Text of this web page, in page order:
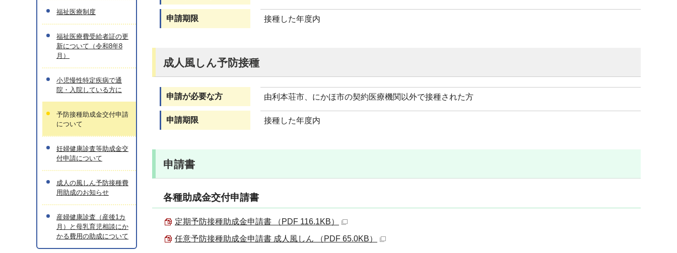
申請期限 接種した年度内
成人風しん予防接種
申請が必要な方 由利本荘市、にかほ市の契約医療機関以外で接種された方
申請期限 接種した年度内
申請書
各種助成金交付申請書
定期予防接種助成金申請書 （PDF 116.1KB）
任意予防接種助成金申請書 成人風しん （PDF 65.0KB）
福祉医療制度
福祉医療費受給者証の更
新について（令和8年8
月）
小児慢性特定疾病で通
院・入院している方に
予防接種助成金交付申請
について
妊婦健康診査等助成金交
付申請について
成人の風しん予防接種費
用助成のお知らせ
産婦健康診査（産後1カ
月）と母乳育児相談にか
かる費用の助成について